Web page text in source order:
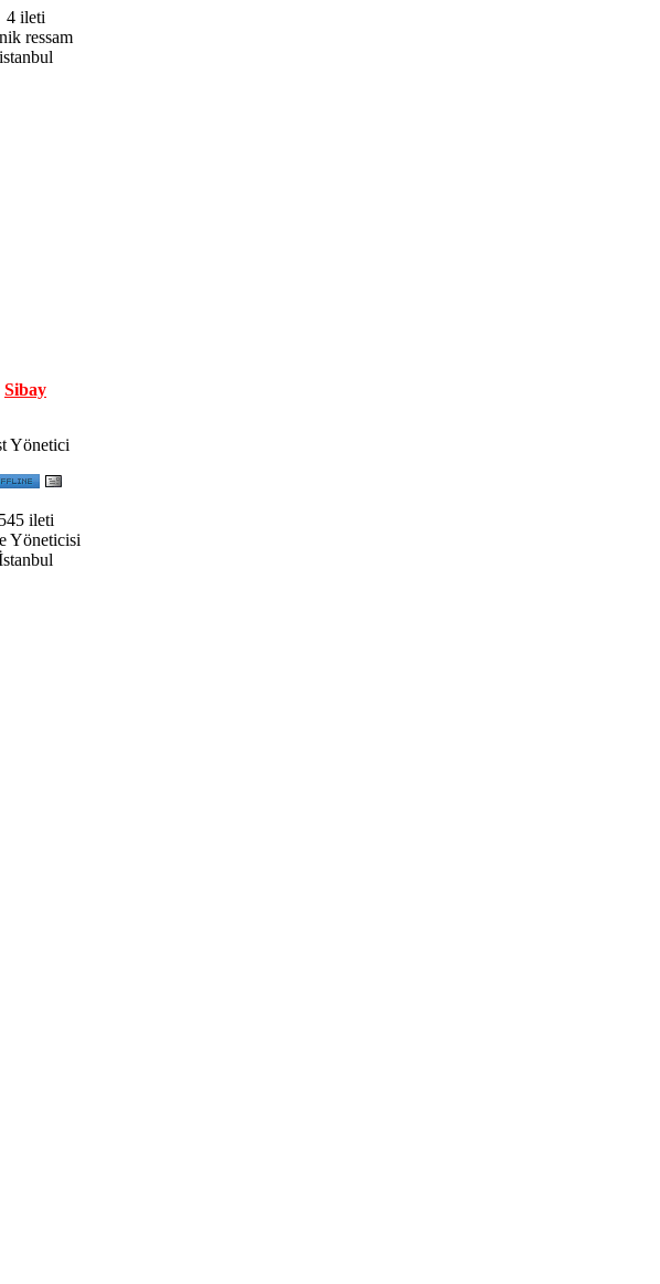
4 ileti
ressam
istanbul
Sibay
Yönetici
545 ileti
Yöneticisi